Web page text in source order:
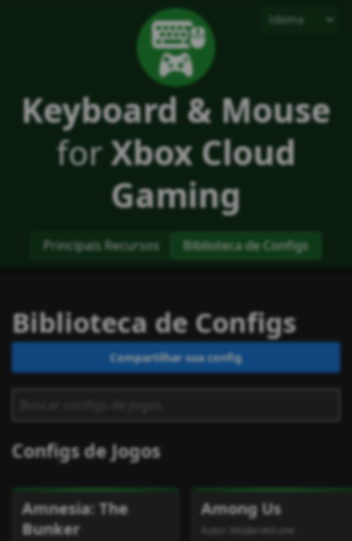
Keyboard & Mouse
forXbox Cloud
Gaming
Principais Recursos Biblioteca de Configs
Biblioteca de Configs
Compartilhar sua config
Configs de Jogos
Amnesia: The
Bunker
Among Us
Autor: ModernKit.one